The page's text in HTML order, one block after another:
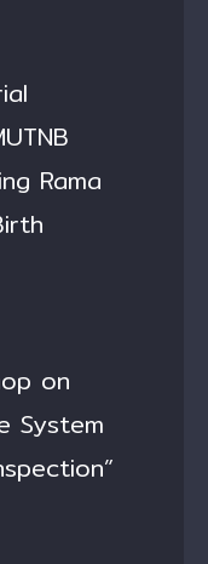
Rama
on
System